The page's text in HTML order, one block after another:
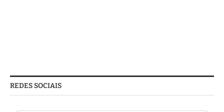
REDES SOCIAIS